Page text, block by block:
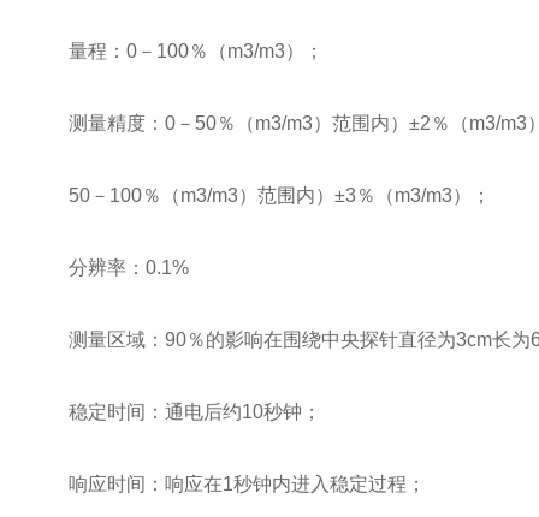
量程：0－100％（m3/m3）；
测量精度：0－50％（m3/m3）范围内）±2％（m3/m3
50－100％（m3/m3）范围内）±3％（m3/m3）；
分辨率：0.1%
测量区域：90％的影响在围绕中央探针直径为3cm长为
稳定时间：通电后约10秒钟；
响应时间：响应在1秒钟内进入稳定过程；